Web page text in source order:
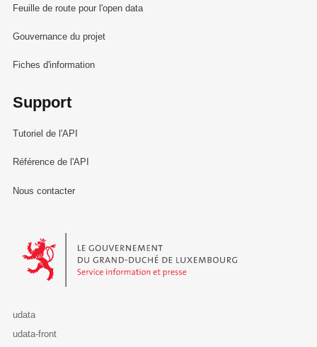
Feuille de route pour l'open data
Gouvernance du projet
Fiches d'information
Support
Tutoriel de l'API
Référence de l'API
Nous contacter
Le Gouvernement du Grand-Duché de Luxembourg - Service
udata
udata-front